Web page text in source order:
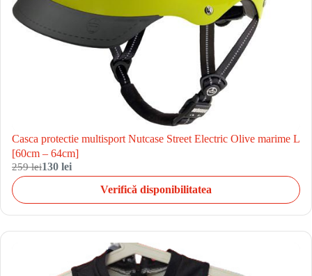
Casca protectie multisport Nutcase Street Electric Olive marime L
[60cm – 64cm]
259 lei130 lei
Verifică disponibilitatea